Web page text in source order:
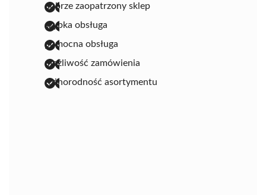
dobrze zaopatrzony sklep
szybka obsługa
pomocna obsługa
możliwość zamówienia
różnorodność asortymentu